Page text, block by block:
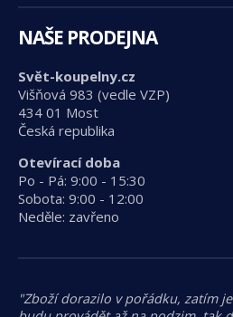
NAŠE PRODEJNA
Svět-koupelny.cz
Višňová 983 (vedle VZP)
434 01 Most
Česká republika
Otevírací doba
Po - Pá: 9:00 - 15:30
Sobota: 9:00 - 12:00
Neděle: zavřeno
"Zboží dorazilo v pořádku, zatím